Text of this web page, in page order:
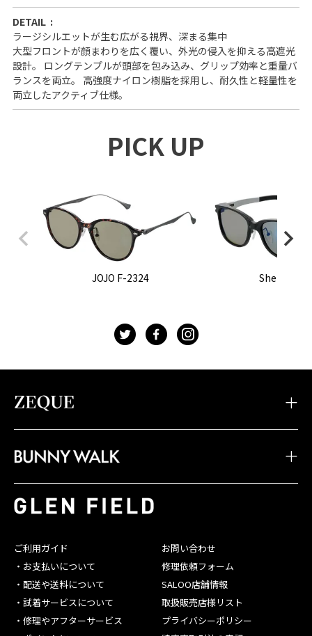
DETAIL
ラージシルエットが生む広がる視界、深まる集中
大型フロントが顔まわりを広く覆い、外光の侵入を抑える高遮光
設計。 ロングテンプルが頭部を包み込み、グリップ効率と重量バ
ランスを両立。 高強度ナイロン樹脂を採用し、耐久性と軽量性を
両立したアクティブ仕様。
PICK UP
JOJO F-2324 Sherry F-
t f g
ご利用ガイド
・お支払いについて
・配送や送料について
・試着サービスについて
・修理やアフターサービス
お問い合わせ
修理依頼フォーム
SALOO店舗情報
取扱販売店様リスト
プライバシーポリシー
・JOJO
・JAKE
・JONNY
・Juno
・Spike
・Belle
・BW-032
・BW-031
・BW-029
・BW-027
・BW-026